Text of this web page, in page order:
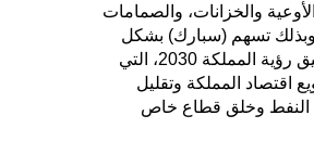
والخزانات، والصمامات
تسهم (سبارك) بشكل
كبير في تحقيق رؤية المملكة 2030، التي
اقتصاد المملكة وتقليل
النفط وخلق قطاع خاص